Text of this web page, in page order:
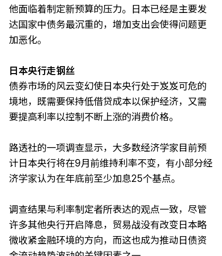
他面临着制定新预算的压力。日本已经是主要发
达国家中债务最沉重的，增加支出会使得问题更
加恶化。
日本央行走钢丝
债券市场的风云变幻使日本央行处于岌岌可危的
境地，既需要保持低借贷成本以保护经济，又需
要提高利率以控制不断上涨的消费价格。
路透社的一项调查显示，大多数经济学家目前预
计日本央行将在9月前维持利率不变，有小部分经
济学家认为在年底前至少加息25个基点。
调查结果与利率制定者所表达的观点一致，尽管
许多其他央行开启降息，贸易战没有改变日本略
微收紧金融环境的方向，而这也成为推动日债资